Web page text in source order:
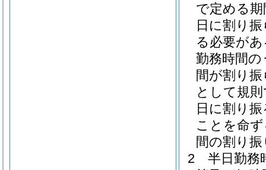
で定める
日に割り
る必要が
勤務時間の
間が割り
として規
日に割り
ことを命
間の割り
2
半日勤務